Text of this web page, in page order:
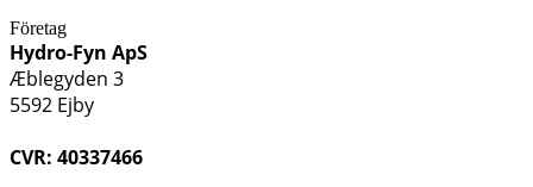
Företag
Hydro-Fyn ApS
Æblegyden 3
5592 Ejby
CVR: 40337466